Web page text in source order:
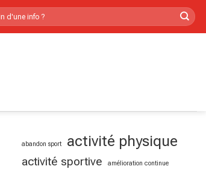
abandon sport activité physique
activité sportive amélioration continue